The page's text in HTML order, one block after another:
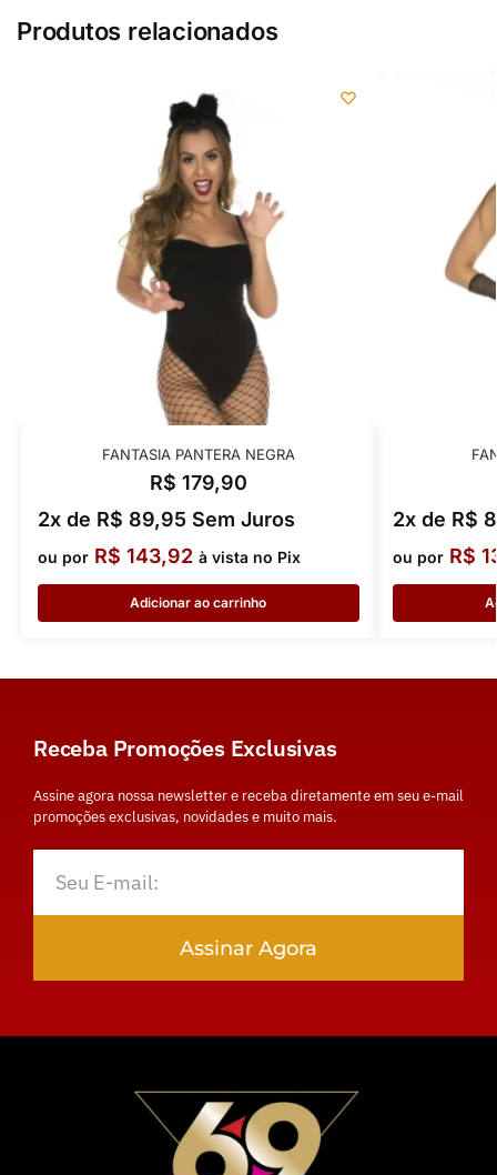
Produtos relacionados
FANTASIA PANTERA NEGRA
R$ 179,90
2x de R$ 89,95 Sem Juros
ou por R$ 143,92 à vista no Pix
Adicionar ao carrinho
2x de R$
ou por R$
Receba Promoções Exclusivas
Assine agora nossa newsletter e receba diretamente em seu e-mail
promoções exclusivas, novidades e muito mais.
Assinar Agora